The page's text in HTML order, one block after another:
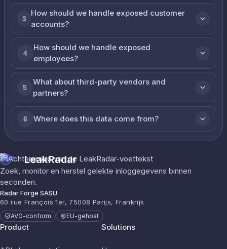
3
How should we handle exposed customer
accounts?
4
How should we handle exposed
employees?
5
What about third-party vendors and
partners?
6 Where does this data come from?
LeakRadar
Zoek, monitor en herstel gelekte inloggegevens binnen
seconden.
Radar Forge SASU
60 rue François 1er, 75008 Parijs, Frankrijk
AVG-conform EU-gehost
Product Solutions